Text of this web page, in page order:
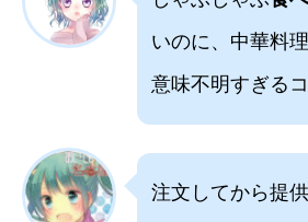
いのに、中華料
意味不明すぎる
注文してから提